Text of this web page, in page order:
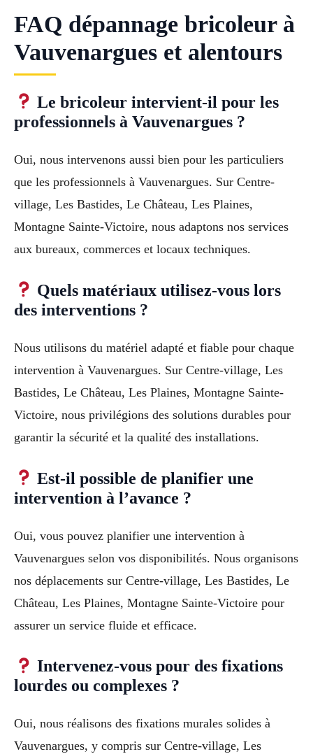
FAQ dépannage bricoleur à
Vauvenargues et alentours
Le bricoleur intervient-il pour les
professionnels à Vauvenargues ?
Oui, nous intervenons aussi bien pour les particuliers
que les professionnels à Vauvenargues. Sur Centre-
village, Les Bastides, Le Château, Les Plaines,
Montagne Sainte-Victoire, nous adaptons nos services
aux bureaux, commerces et locaux techniques.
Quels matériaux utilisez-vous lors
des interventions ?
Nous utilisons du matériel adapté et fiable pour chaque
intervention à Vauvenargues. Sur Centre-village, Les
Bastides, Le Château, Les Plaines, Montagne Sainte-
Victoire, nous privilégions des solutions durables pour
garantir la sécurité et la qualité des installations.
Est-il possible de planifier une
intervention à l’avance ?
Oui, vous pouvez planifier une intervention à
Vauvenargues selon vos disponibilités. Nous organisons
nos déplacements sur Centre-village, Les Bastides, Le
Château, Les Plaines, Montagne Sainte-Victoire pour
assurer un service fluide et efficace.
Intervenez-vous pour des fixations
lourdes ou complexes ?
Oui, nous réalisons des fixations murales solides à
Vauvenargues, y compris sur Centre-village, Les